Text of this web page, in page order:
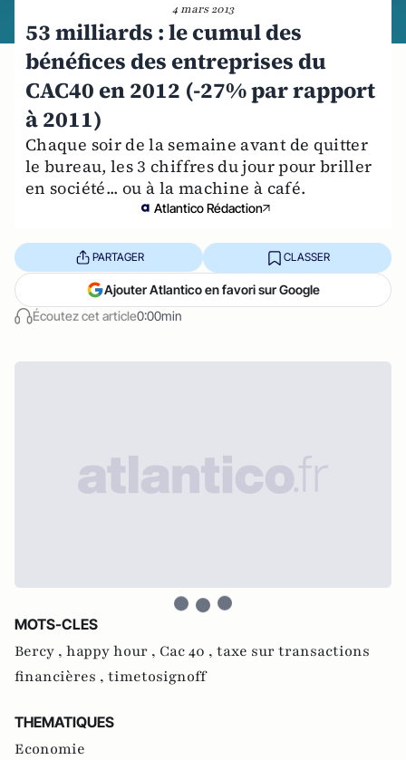
4 mars 2013
53 milliards : le cumul des
bénéfices des entreprises du
CAC40 en 2012 (-27% par rapport
à 2011)
Chaque soir de la semaine avant de quitter
le bureau, les 3 chiffres du jour pour briller
en société... ou à la machine à café.
Atlantico Rédaction
Écoutez cet article0:00min
PARTAGER CLASSER
Ajouter Atlantico en favori sur Google
MOTS-CLES
Bercy , happy hour , Cac 40 , taxe sur transactions
financières , timetosignoff
THEMATIQUES
Economie